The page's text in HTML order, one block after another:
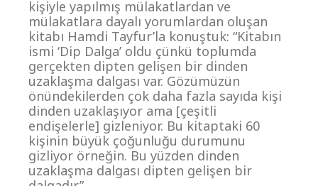
kişiyle yapılmış mülakatlardan ve
mülakatlara dayalı yorumlardan oluşan
kitabı Hamdi Tayfur’la konuştuk: “Kitabın
ismi ‘Dip Dalga’ oldu çünkü toplumda
gerçekten dipten gelişen bir dinden
uzaklaşma dalgası var. Gözümüzün
önündekilerden çok daha fazla sayıda kişi
dinden uzaklaşıyor ama [çeşitli
endişelerle] gizleniyor. Bu kitaptaki 60
kişinin büyük çoğunluğu durumunu
gizliyor örneğin. Bu yüzden dinden
uzaklaşma dalgası dipten gelişen bir